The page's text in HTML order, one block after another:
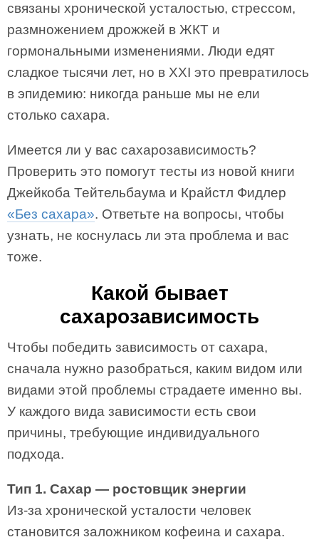
связаны хронической усталостью, стрессом,
размножением дрожжей в ЖКТ и
гормональными изменениями. Люди едят
сладкое тысячи лет, но в XXI это превратилось
в эпидемию: никогда раньше мы не ели
столько сахара.
Имеется ли у вас сахарозависимость?
Проверить это помогут тесты из новой книги
Джейкоба Тейтельбаума и Крайстл Фидлер
«Без сахара». Ответьте на вопросы, чтобы
узнать, не коснулась ли эта проблема и вас
тоже.
Какой бывает
сахарозависимость
Чтобы победить зависимость от сахара,
сначала нужно разобраться, каким видом или
видами этой проблемы страдаете именно вы.
У каждого вида зависимости есть свои
причины, требующие индивидуального
подхода.
Тип 1. Сахар — ростовщик энергии
Из-за хронической усталости человек
становится заложником кофеина и сахара.